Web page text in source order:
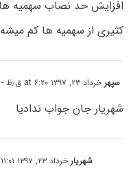
کثیری از سهمیه ها کم میشه
سپهر خرداد ۲۳, ۱۳۹۷ at ۶:۲۰ ق٫ظ - Reply
شهریار جان جواب ندادیا
شهریار خرداد ۲۳, ۱۳۹۷ at ۱۱:۰۱ ق٫ظ